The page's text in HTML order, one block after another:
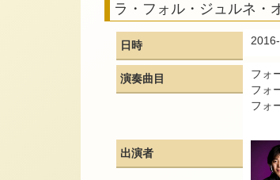
ラ・フォル・ジュルネ・
日時
演奏曲目
フォ
フォ
フォ
出演者